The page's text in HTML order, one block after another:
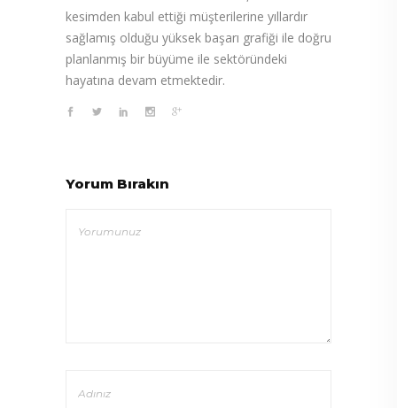
kesimden kabul ettiği müşterilerine yıllardır
sağlamış olduğu yüksek başarı grafiği ile doğru
planlanmış bir büyüme ile sektöründeki
hayatına devam etmektedir.
Yorum Bırakın